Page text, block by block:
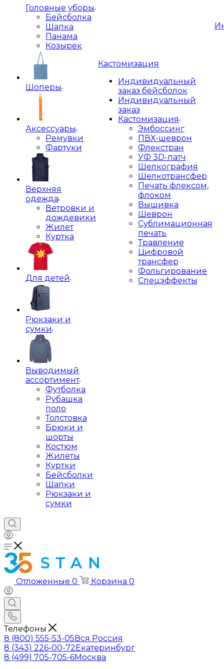
Головные уборы
Бейсболка
Шапка
Панама
Козырек
Шоперы
Аксессуары
Ремувки
Фартуки
Верхняя
одежда
Ветровки и
дождевики
Жилет
Куртка
Для детей
Рюкзаки и
сумки
Выводимый
ассортимент
Футболка
Рубашка
поло
Толстовка
Брюки и
шорты
Костюм
Жилеты
Куртки
Бейсболки
Шапки
Рюкзаки и
сумки
Кастомизация
Индивидуальный
заказ бейсболок
Индивидуальный
заказ
Кастомизация
Эмбоссинг
ПВХ-шеврон
Флекстран
УФ 3D-патч
Шелкография
Шелкотрансфер
Печать флексом,
флоком
Вышивка
Шеврон
Сублимационная
печать
Травление
Цифровой
трансфер
Фольгирование
Спецэффекты
Отложенные 0 Корзина 0
Телефоны
8 (800) 555-53-05Вся Россия
8 (343) 226-00-72Екатеринбург
8 (499) 705-705-6Москва